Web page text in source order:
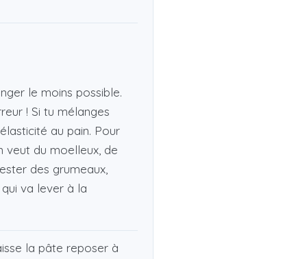
le moins possible.
! Si tu mélanges
au pain. Pour
veut du moelleux, de
des grumeaux,
va lever à la
la pâte reposer à